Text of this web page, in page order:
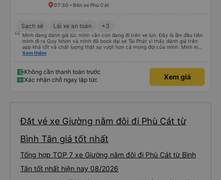
07:30 • Bến xe Phù Cát
Sạch sẽ Lái xe an toàn +3
Mình đang đánh giá lúc mình vẫn còn đang đi trên xe lun. Đây là lần đầu tiên
mình đi ra Quy Nhơn và mình đã book đại xe Tài Phát vì thấy đánh giá trên
app khá tốt và chất lượng thật sự vượt hơn cả mong đợi của mình. Mình mua
giường đôi và vừa đủ cho 2 người. Nhân viên của nhà xe phải nói là siêu nhiệt
trung chuyển và lên xe lớn thì luôn hỗ trợ xách vali giùm tụi mình. Trên xe thì
có cả bánh và sữa miễn phí cho khách còn chuẩn bị cả thuốc say xe, dép,
mền, gối và đặc biệt là có gối ôm. Nchung là phải chấm nhà xe 10 sao mới
Xem thêm
Không cần thanh toán trước
Xác nhận chỗ ngay lập tức
Xem giá
Đặt vé xe Giường nằm đôi đi Phù Cát từ
Bình Tân giá tốt nhất
Tổng hợp TOP 7 xe Giường nằm đôi đi Phù Cát từ Bình
Tân tốt nhất hiện nay 08/2026